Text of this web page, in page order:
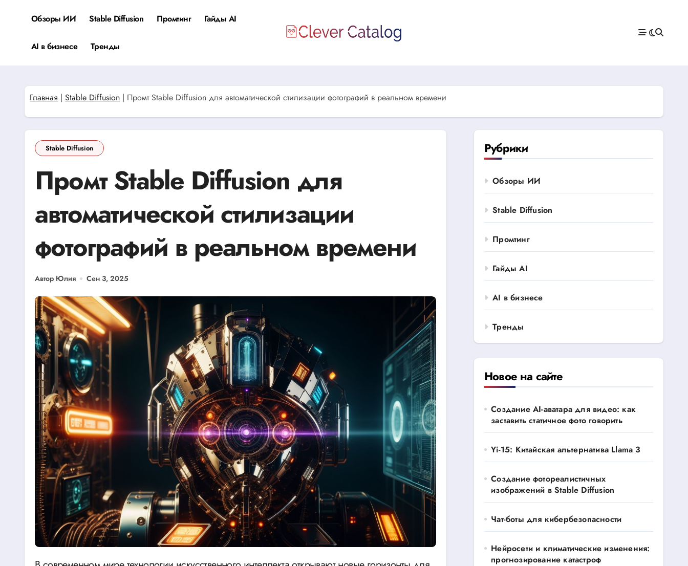
Обзоры ИИ Stable Diffusion Промтинг Гайды AI
AI в бизнесе Тренды
Главная | Stable Diffusion | Промт Stable Diffusion для автоматической стилизации фотографий в реальном времени
Stable Diffusion
Промт Stable Diffusion для
автоматической стилизации
фотографий в реальном времени
Автор Юлия Сен 3, 2025
Рубрики
Обзоры ИИ
Stable Diffusion
Промтинг
Гайды AI
AI в бизнесе
Тренды
Новое на сайте
Создание AI-аватара для видео: как
заставить статичное фото говорить
Yi-15: Китайская альтернатива Llama 3
Создание фотореалистичных
изображений в Stable Diffusion
Чат-боты для кибербезопасности
Нейросети и климатические изменения:
прогнозирование катастроф